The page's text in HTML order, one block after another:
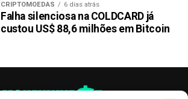
CRIPTOMOEDAS 6 dias atrás
Falha silenciosa na COLDCARD já
custou US$ 88,6 milhões em Bitcoin